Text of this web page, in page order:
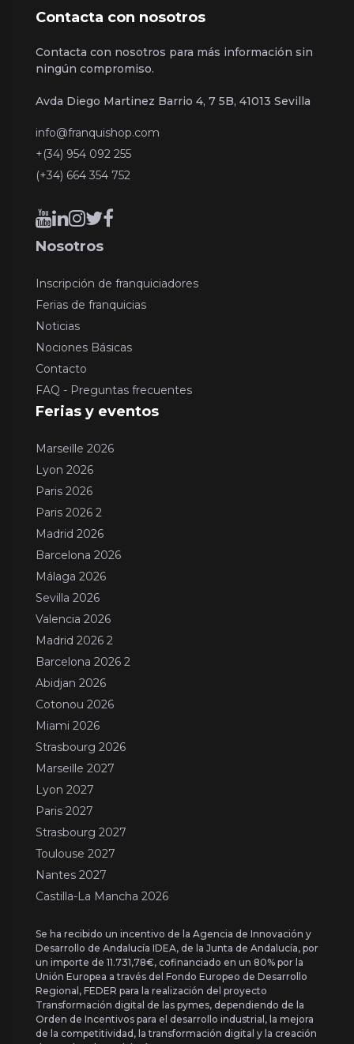
Contacta con nosotros
Contacta con nosotros para más información sin
ningún compromiso.
Avda Diego Martinez Barrio 4, 7 5B, 41013 Sevilla
info@franquishop.com
+(34) 954 092 255
(+34) 664 354 752
Nosotros
Inscripción de franquiciadores
Ferias de franquicias
Noticias
Nociones Básicas
Contacto
FAQ - Preguntas frecuentes
Ferias y eventos
Marseille 2026
Lyon 2026
Paris 2026
Paris 2026 2
Madrid 2026
Barcelona 2026
Málaga 2026
Sevilla 2026
Valencia 2026
Madrid 2026 2
Barcelona 2026 2
Abidjan 2026
Cotonou 2026
Miami 2026
Strasbourg 2026
Marseille 2027
Lyon 2027
Paris 2027
Strasbourg 2027
Toulouse 2027
Nantes 2027
Castilla-La Mancha 2026
Se ha recibido un incentivo de la Agencia de Innovación y
Desarrollo de Andalucía IDEA, de la Junta de Andalucía, por
un importe de 11.731,78€, cofinanciado en un 80% por la
Unión Europea a través del Fondo Europeo de Desarrollo
Regional, FEDER para la realización del proyecto
Transformación digital de las pymes, dependiendo de la
Orden de Incentivos para el desarrollo industrial, la mejora
de la competitividad, la transformación digital y la creación